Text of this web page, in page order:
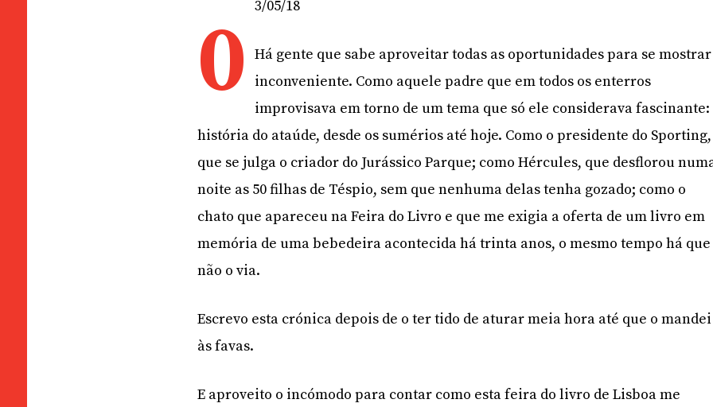
0 3/05/18
Há gente que sabe aproveitar todas as oportunidades para se mostrar
inconveniente. Como aquele padre que em todos os enterros
improvisava em torno de um tema que só ele considerava fascinante:
história do ataúde, desde os sumérios até hoje. Como o presidente do Sporting,
que se julga o criador do Jurássico Parque; como Hércules, que desflorou
noite as 50 filhas de Téspio, sem que nenhuma delas tenha gozado; como o
chato que apareceu na Feira do Livro e que me exigia a oferta de um livro em
memória de uma bebedeira acontecida há trinta anos, o mesmo tempo há que
não o via.
Escrevo esta crónica depois de o ter tido de aturar meia hora até que o mandei
às favas.
E aproveito o incómodo para contar como esta feira do livro de Lisboa me